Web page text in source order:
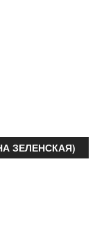
ЗЕЛЕНСКАЯ)